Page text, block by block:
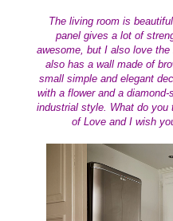
The living room is
panel gives a lot of
awesome, but I also love
also has a wall made of
small simple and elegant
with a flower and a diamond-
industrial style. What do you
of Love and I wish